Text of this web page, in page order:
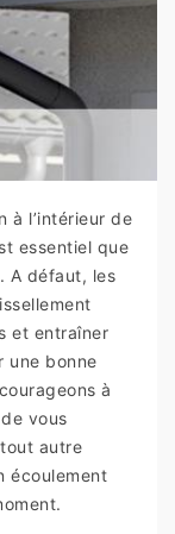
à l’intérieur de
essentiel que
A défaut, les
et entraîner
une bonne
à
vous
autre
écoulement